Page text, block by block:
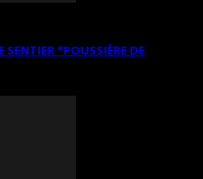
SENTIER *POUSSIÈRE DE